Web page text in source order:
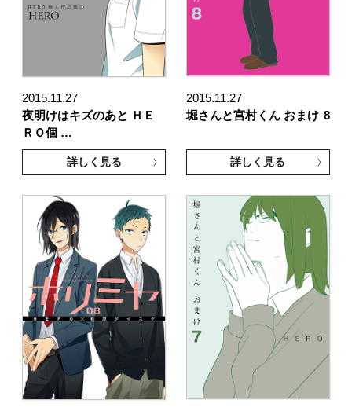
2015.11.27
夜明けはキズのあと ＨＥ
ＲＯ個 …
詳しく見る
2015.11.27
堀さんと宮村くん おまけ 8
詳しく見る